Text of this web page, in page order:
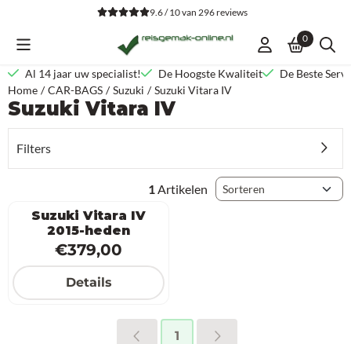
Cookievoorkeuren zijn beschikbaar. Kies instellingen of sta alle
9.6 / 10van296reviews
0
Al 14 jaar uw specialist! De Hoogste Kwaliteit
De Beste
Home / CAR-BAGS / Suzuki / Suzuki Vitara IV
Suzuki Vitara IV
Filters
1 Artikelen Sorteermethode
Suzuki Vitara IV
2015-heden
Prijs: 379,00
€379,00
Details
1